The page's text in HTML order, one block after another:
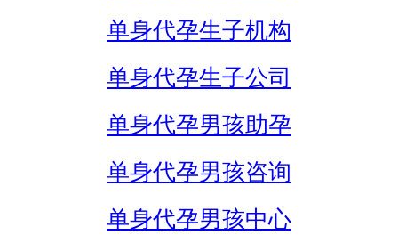
单身代孕生子机构
单身代孕生子公司
单身代孕男孩助孕
单身代孕男孩咨询
单身代孕男孩中心